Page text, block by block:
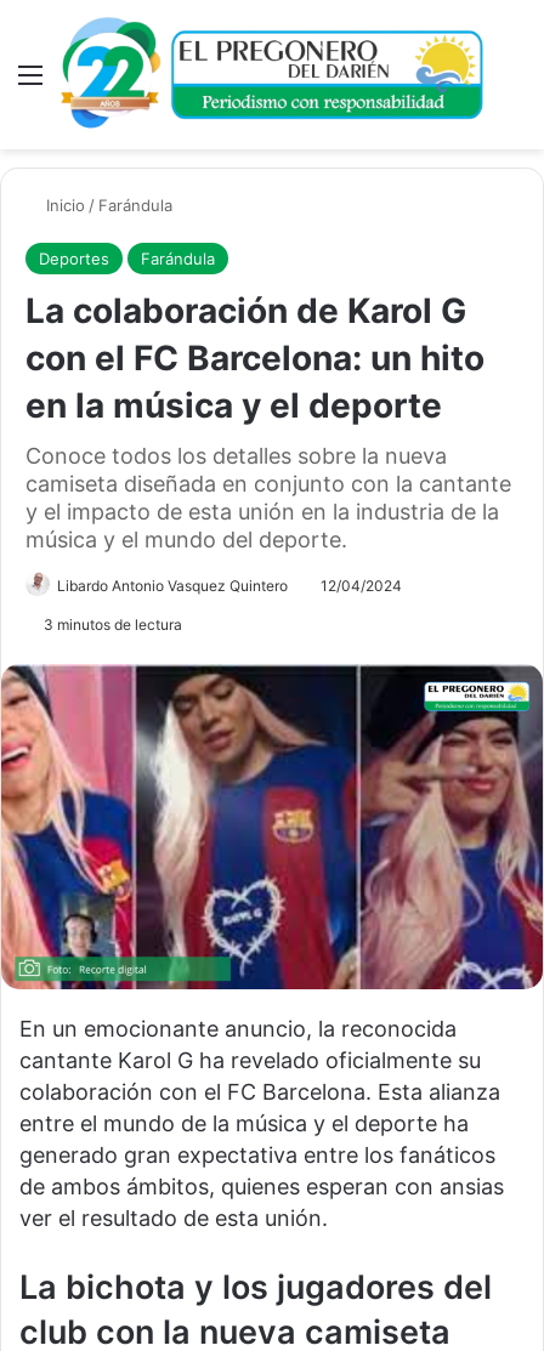
Menú
Inicio / Farándula
Deportes Farándula
La colaboración de Karol G
con el FC Barcelona: un hito
en la música y el deporte
Conoce todos los detalles sobre la nueva
camiseta diseñada en conjunto con la cantante
y el impacto de esta unión en la industria de la
música y el mundo del deporte.
Libardo Antonio Vasquez Quintero 12/04/2024
3 minutos de lectura
En un emocionante anuncio, la reconocida
cantante Karol G ha revelado oficialmente su
colaboración con el FC Barcelona. Esta alianza
entre el mundo de la música y el deporte ha
generado gran expectativa entre los fanáticos
de ambos ámbitos, quienes esperan con ansias
ver el resultado de esta unión.
La bichota y los jugadores del
club con la nueva camiseta